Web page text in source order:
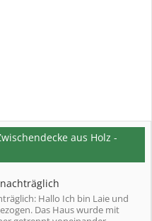
aus Holz -
Hallo Ich bin Laie und
Das Haus wurde mit